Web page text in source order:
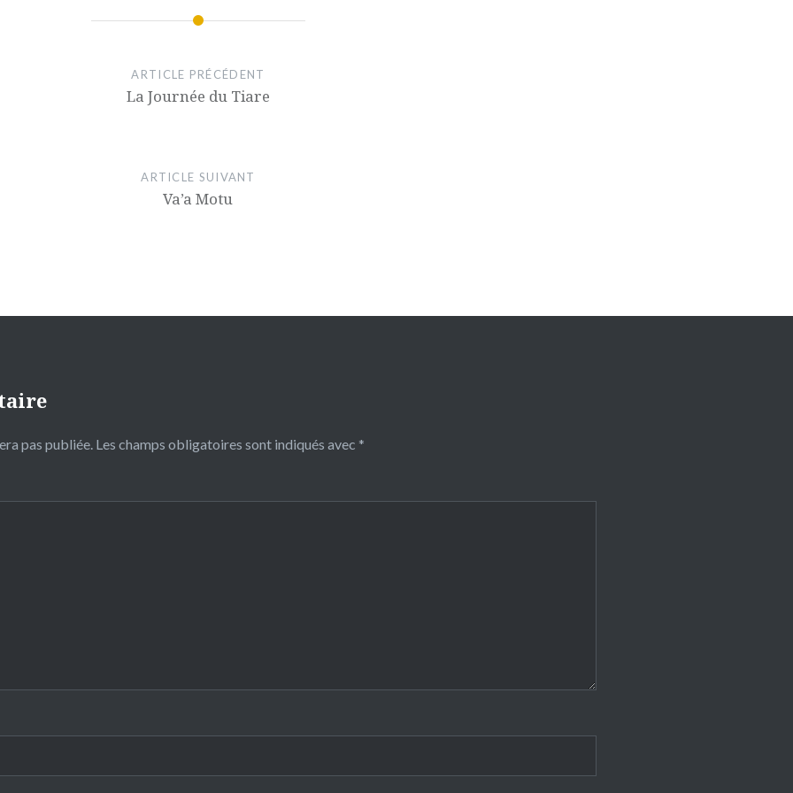
ARTICLE PRÉCÉDENT
La Journée du Tiare
ARTICLE SUIVANT
Va’a Motu
pas publiée. Les champs obligatoires sont indiqués avec *